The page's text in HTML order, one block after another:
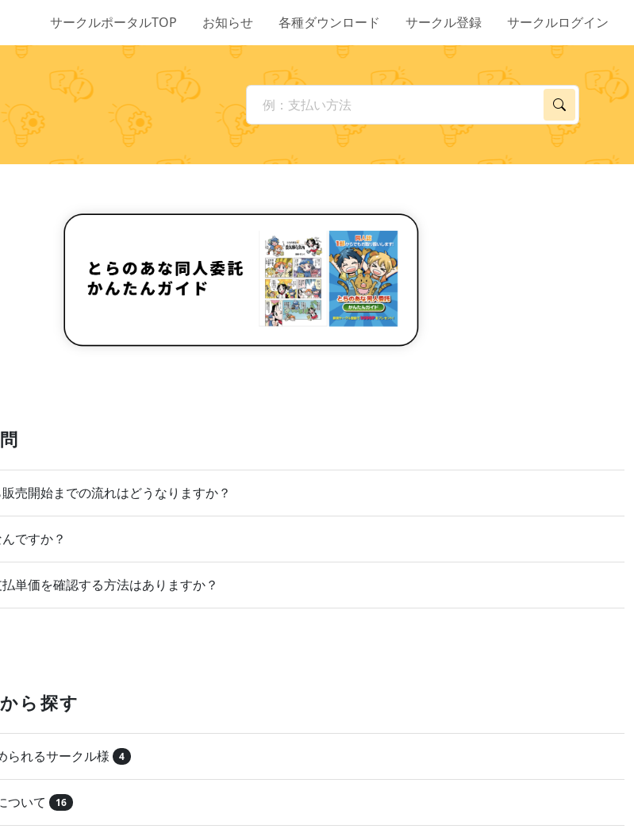
サークルポータルTOP お知らせ 各種ダウンロード サークル登録 サークルログイン
売開始までの流れはどうなりますか？
ですか？
単価を確認する方法はありますか？
ら探す
られるサークル様 4
ついて 16